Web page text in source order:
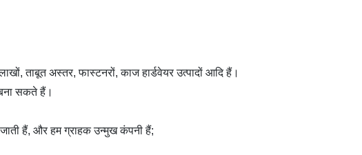
ताबूत अस्तर, फास्टनरों, काज हार्डवेयर उत्पादों आदि हैं।
सकते हैं।
जाती हैं, और हम ग्राहक उन्मुख कंपनी हैं;